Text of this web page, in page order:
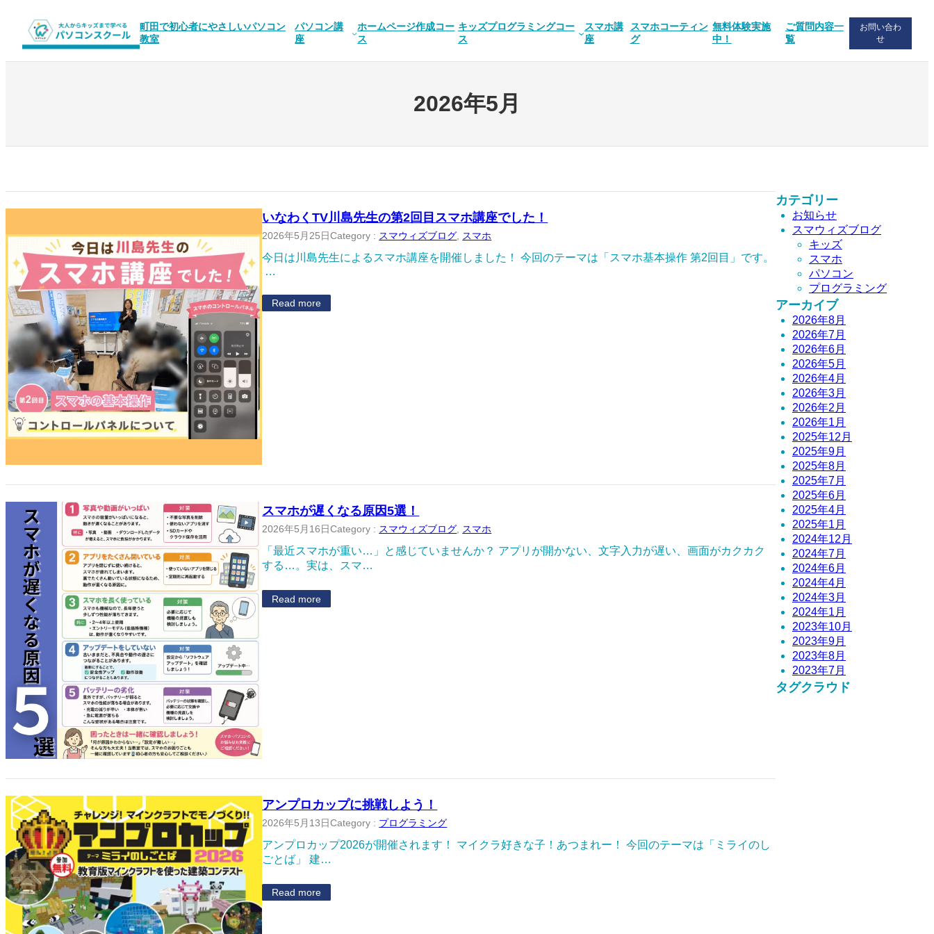
町田で初心者にやさしいパソコン
教室
パソコン講
座
ホームページ作成コー
ス
キッズプログラミングコー
ス
スマホ講
座
スマホコーティン
グ
無料体験実施
中！
ご質問内容一
覧
お問い合わ
せ
2026年5月
いなわくTV川島先生の第2回目スマホ講座でした！
2026年5月25日Category : スマウィズブログ スマホ
今日は川島先生によるスマホ講座を開催しました！ 今回のテーマは「スマホ基本操作 第2回目」です。
…
Read more
スマホが遅くなる原因5選！
2026年5月16日Category : スマウィズブログ, スマホ
「最近スマホが重い…」と感じていませんか？ アプリが開かない、文字入力が遅い、画面がカクカク
する…。実は、スマ…
Read more
アンプロカップに挑戦しよう！
2026年5月13日Category : プログラミング
アンプロカップ2026が開催されます！ マイクラ好きな子！あつまれー！ 今回のテーマは「ミライのし
ごとば」 建…
Read more
カテゴリー
お知らせ
スマウィズブログ
キッズ
スマホ
パソコン
プログラミング
アーカイブ
2026年8月
2026年7月
2026年6月
2026年5月
2026年4月
2026年3月
2026年2月
2026年1月
2025年12月
2025年9月
2025年8月
2025年7月
2025年6月
2025年4月
2025年1月
2024年12月
2024年7月
2024年6月
2024年4月
2024年3月
2024年1月
2023年10月
2023年9月
2023年8月
2023年7月
タグクラウド